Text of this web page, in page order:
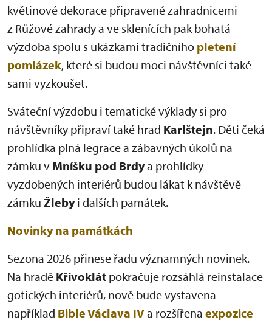
květinové dekorace připravené zahradnicemi
z Růžové zahrady a ve sklenících pak bohatá
výzdoba spolu s ukázkami tradičního pletení
pomlázek, které si budou moci návštěvníci také
sami vyzkoušet.
Sváteční výzdobu i tematické výklady si pro
návštěvníky připraví také hrad Karlštejn. Děti čeká
prohlídka plná legrace a zábavných úkolů na
zámku v Mníšku pod Brdya prohlídky
vyzdobených interiérů budou lákat k návštěvě
zámku Žlebyi dalších památek.
Novinky na památkách
Sezona 2026 přinese řadu významných novinek.
Na hradě Křivoklát pokračuje rozsáhlá reinstalace
gotických interiérů, nově bude vystavena
například Bible Václava IVa rozšířena expozice